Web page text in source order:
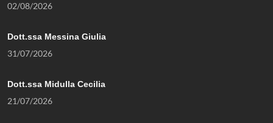
02/08/2026
Dott.ssa Messina Giulia
31/07/2026
Dott.ssa Midulla Cecilia
21/07/2026